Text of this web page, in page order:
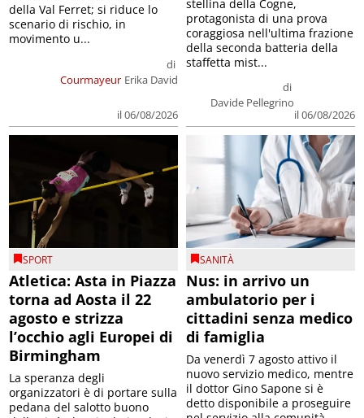
Courmayeur
di
Erika David
il 06/08/2026
della Val Ferret; si riduce lo
scenario di rischio, in
movimento u...
di
Davide Pellegrino
il 06/08/2026
stellina della Cogne,
protagonista di una prova
coraggiosa nell'ultima frazione
della seconda batteria della
staffetta mist...
SPORT
Atletica: Asta in Piazza
torna ad Aosta il 22
agosto e strizza
l’occhio agli Europei di
Birmingham
La speranza degli
organizzatori è di portare sulla
pedana del salotto buono
SANITÀ
Nus: in arrivo un
ambulatorio per i
cittadini senza medico
di famiglia
Da venerdì 7 agosto attivo il
nuovo servizio medico, mentre
il dottor Gino Sapone si è
detto disponibile a proseguire